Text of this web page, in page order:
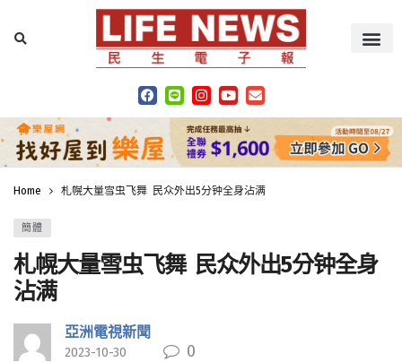
Home 札幌大量雪虫飞舞 民众外出5分钟全身沾满
簡體
札幌大量雪虫飞舞 民众外出5分钟全身
沾满
亞洲電視新聞
2023-10-30 0